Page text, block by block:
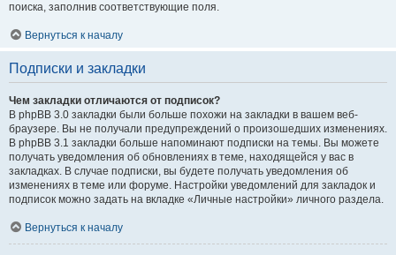
поиска, заполнив соответствующие поля.
Вернуться к началу
Подписки и закладки
Чем закладки отличаются от подписок?
В phpBB 3.0 закладки были больше похожи на закладки в вашем веб-
браузере. Вы не получали предупреждений о произошедших изменениях.
В phpBB 3.1 закладки больше напоминают подписки на темы. Вы можете
получать уведомления об обновлениях в теме, находящейся у вас в
закладках. В случае подписки, вы будете получать уведомления об
изменениях в теме или форуме. Настройки уведомлений для закладок и
подписок можно задать на вкладке «Личные настройки» личного раздела.
Вернуться к началу